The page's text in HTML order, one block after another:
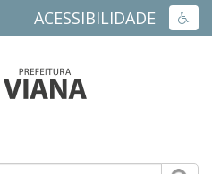
ACESSIBILIDADE